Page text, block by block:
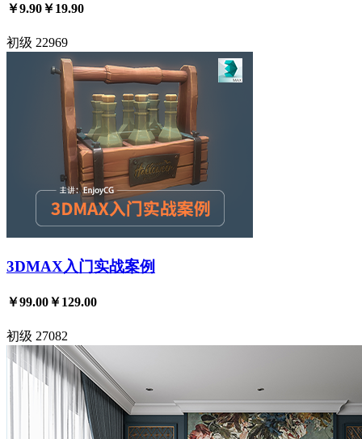
￥9.90￥19.90
初级 22969
3DMAX入门实战案例
￥99.00￥129.00
初级 27082